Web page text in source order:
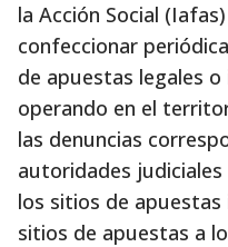
la Acción Social
confeccionar
de apuestas legales
operando en el
las denuncias
autoridades
los sitios de apuestas
sitios de apuestas a